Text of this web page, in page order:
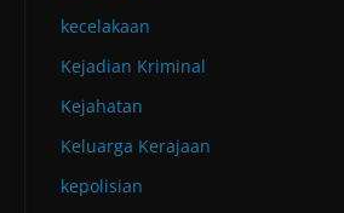
kecelakaan
Kejadian Kriminal
Kejahatan
Keluarga Kerajaan
kepolisian